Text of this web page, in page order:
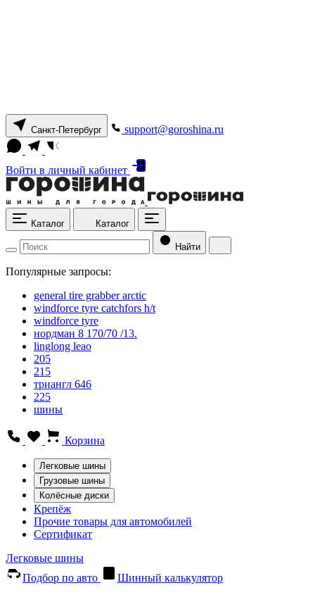
Санкт-Петербург support@goroshina.ru
Войти в личный кабинет
Каталог Каталог
Найти
Популярные запросы:
general tire grabber arctic
windforce tyre catchfors h/t
windforce tyre
нордман 8 170/70 /13.
linglong leao
205
215
триангл 646
225
шины
Корзина
Легковые шины
Грузовые шины
Колёсные диски
Крепёж
Прочие товары для автомобилей
Сертификат
Легковые шины
Подбор по авто
Шинный калькулятор